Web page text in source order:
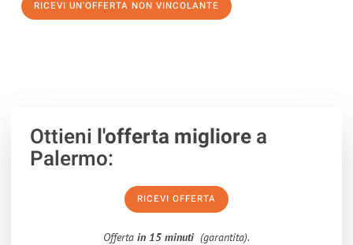
RICEVI UN'OFFERTA NON VINCOLANTE
Ottieni l'offerta migliorea
Palermo:
RICEVI OFFERTA
Offerta in 15 minuti (garantita).